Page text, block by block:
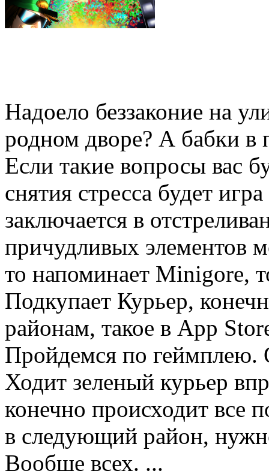
Надоело беззаконие на
родном дворе? А бабки в
Если такие вопросы вас
снятия стресса будет
заключается в
причудливых элементов
то напоминает Minigore,
Подкупает Курьер,
районам, такое в App
Пройдемся по геймплею.
Ходит зеленый курьер
конечно происходит все
в следующий район,
Вообще всех. ...